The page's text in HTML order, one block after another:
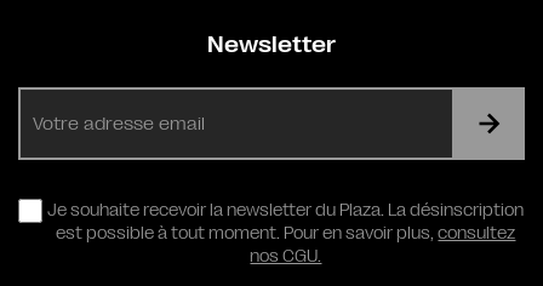
Newsletter
RGPD
Je souhaite recevoir la newsletter du Plaza. La désinscription
est possible à tout moment. Pour en savoir plus,consultez
nos CGU.